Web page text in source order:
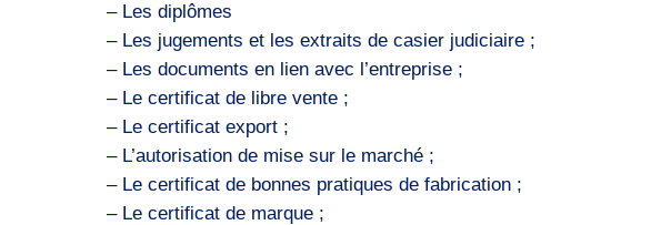
– Les diplômes
– Les jugements et les extraits de casier judiciaire ;
– Les documents en lien avec l’entreprise ;
– Le certificat de libre vente ;
– Le certificat export ;
– L’autorisation de mise sur le marché ;
– Le certificat de bonnes pratiques de fabrication ;
– Le certificat de marque ;